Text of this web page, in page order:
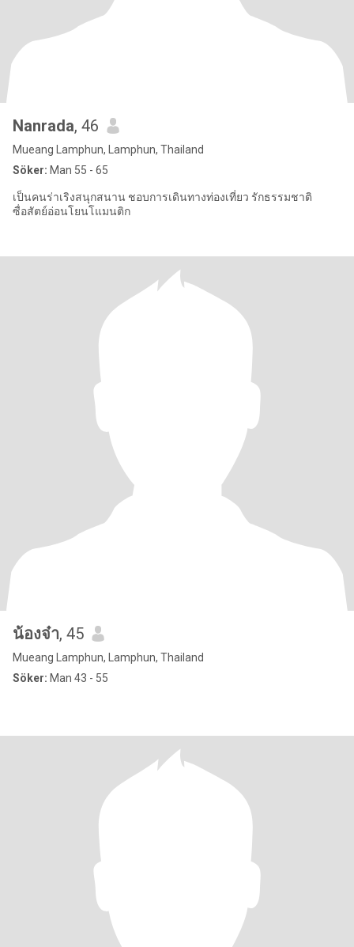
Nanrada, 46
Mueang Lamphun, Lamphun, Thailand
Söker: Man 55 - 65
เป็นคนร่าเริง​สนุกสนาน​ ชอบการเดินทางท่องเที่ยว​ รักธรรมชาติ​
ซื่อสัตย์​อ่อนโยน​โแมนติก
น้องจ๋า, 45
Mueang Lamphun, Lamphun, Thailand
Söker: Man 43 - 55